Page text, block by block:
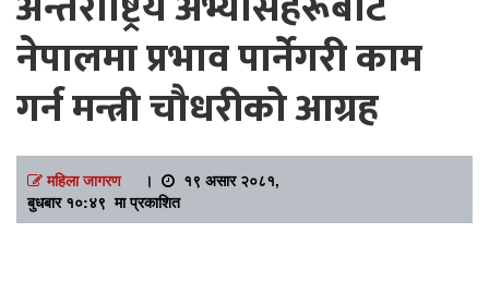
नेपालमा प्रभाव पार्नेगरी काम
गर्न मन्त्री चौधरीको आग्रह
महिला जागरण।
१९ असार २०८१,
बुधबार १०:४९ मा प्रकाशित